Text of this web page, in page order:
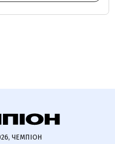
ЧЕМПІОН